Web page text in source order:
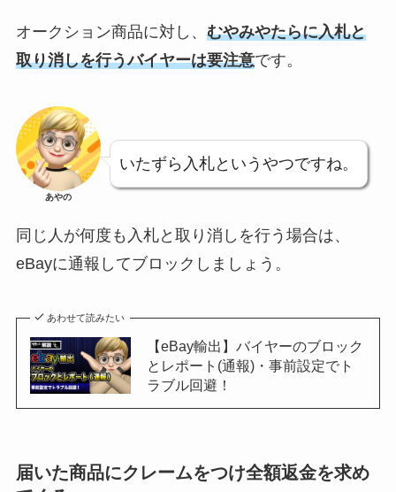
オークション商品に対し、 むやみやたらに入札と
取り消しを行うバイヤーは要注意です。
あやの
いたずら入札というやつですね。
同じ人が何度も入札と取り消しを行う場合は、
eBayに通報してブロックしましょう。
あわせて読みたい
【eBay輸出】バイヤーのブロック
とレポート(通報)・事前設定でト
ラブル回避！
届いた商品にクレームをつけ全額返金を求め